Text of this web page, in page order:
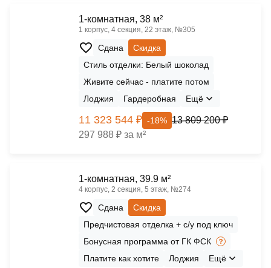
1-комнатная, 38 м²
1 корпус, 4 секция, 22 этаж, №305
Сдана
Скидка
Стиль отделки: Белый шоколад
Живите сейчас - платите потом
Лоджия
Гардеробная Ещё
11 323 544 ₽ -18% 13 809 200 ₽
297 988 ₽ за м²
1-комнатная, 39.9 м²
4 корпус, 2 секция, 5 этаж, №274
Сдана
Скидка
Предчистовая отделка + с/у под ключ
Бонусная программа от ГК ФСК
Платите как хотите
Лоджия Ещё